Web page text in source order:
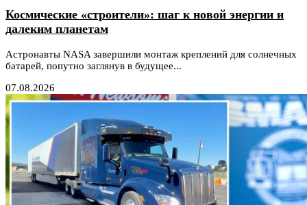
Космические «строители»: шаг к новой энергии и
далеким планетам
Астронавты NASA завершили монтаж креплений для солнечных
батарей, попутно заглянув в будущее...
07.08.2026